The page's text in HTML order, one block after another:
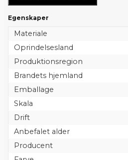
Egenskaper
Materiale
Oprindelsesland
Produktionsregion
Brandets hjemland
Emballage
Skala
Drift
Anbefalet alder
Producent